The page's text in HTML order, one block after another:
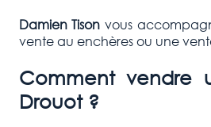
Damien Tison vous
vente au enchères ou une
Comment vendre
Drouot ?